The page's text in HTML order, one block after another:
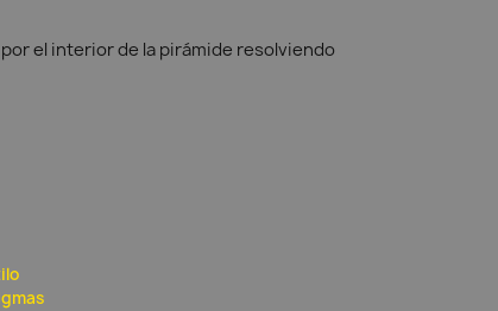
el interior de la pirámide resolviendo